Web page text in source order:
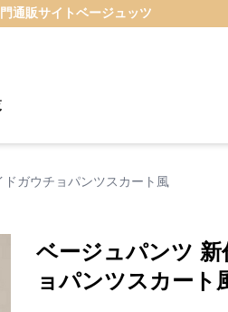
通販サイトベージュッツ
ガウチョパンツスカート風
ベージュパンツ
ョパンツスカート